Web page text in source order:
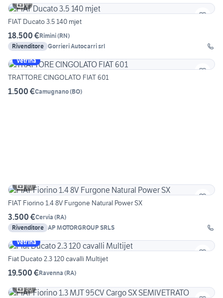
9
FIAT Ducato 3.5 140 mjet
18.500 €Rimini(RN)
Rivenditore Gorrieri Autocarri srl
Vetrina
TRATTORE CINGOLATO FIAT 601
1.500 €Camugnano(BO)
30
FIAT Fiorino 1.4 8V Furgone Natural Power SX
3.500 €Cervia (RA)
Rivenditore AP MOTORGROUP SRLS
Vetrina
Fiat Ducato 2.3 120 cavalli Multijet
19.500 €Ravenna (RA)
30